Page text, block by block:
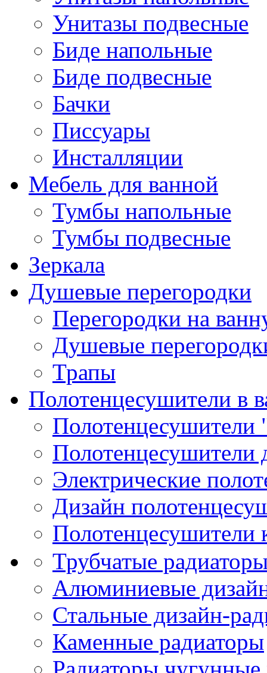
Унитазы подвесные
Биде напольные
Биде подвесные
Бачки
Писсуары
Инсталляции
Мебель для ванной
Тумбы напольные
Тумбы подвесные
Зеркала
Душевые перегородки
Перегородки на
Душевые
Трапы
Полотенцесушители в
Полотенцесушители
Полотенцесушители
Электрические
Дизайн
Полотенцесушители
Трубчатые
Алюминиевые
Стальные дизайн-
Каменные радиаторы